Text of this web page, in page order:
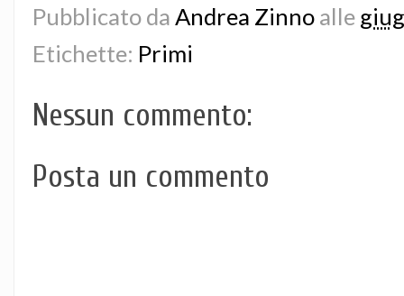
Pubblicato da Andrea Zinno alle
Etichette: Primi
Nessun commento:
Posta un commento